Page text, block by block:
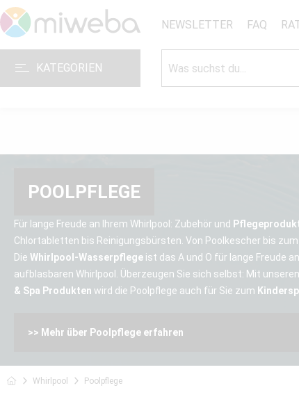
NEWSLETTER FAQ
KATEGORIEN
POOLPFLEGE
Für lange Freude an Ihrem Whirlpool: Zubehör und
Chlortabletten bis Reinigungsbürsten. Von Poolkescher bis
Die Whirlpool-Wasserpflege ist das A und O für lange Freude
aufblasbaren Whirlpool. Überzeugen Sie sich selbst: Mit
& Spa Produkten wird die Poolpflege auch für Sie zum
>> Mehr über Poolpflege erfahren
Whirlpool Poolpflege